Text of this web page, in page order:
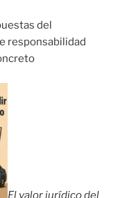
del
responsabilidad
El valor jurídico del